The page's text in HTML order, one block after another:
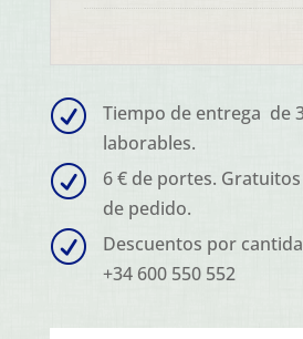
R
Tiempo de entrega de
laborables.
R
6 € de portes.
de pedido.
R
Descuentos por
+34 600 550 552